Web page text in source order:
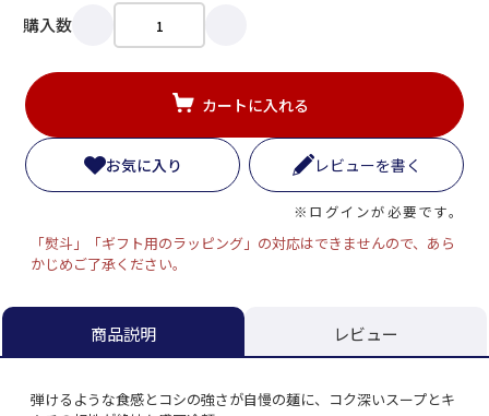
購入数
カートに入れる
お気に入り レビューを書く
※ログインが必要です。
「熨斗」「ギフト用のラッピング」の対応はできませんので、あら
かじめご了承ください。
商品説明 レビュー
弾けるような食感とコシの強さが自慢の麺に、コク深いスープとキ